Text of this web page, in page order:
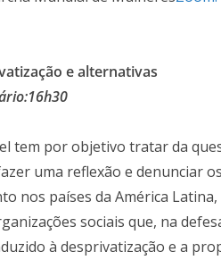
e alternativas
tem por objetivo tratar da
uma reflexão e denunciar
nos países da América
sociais que, na
à desprivatização e a